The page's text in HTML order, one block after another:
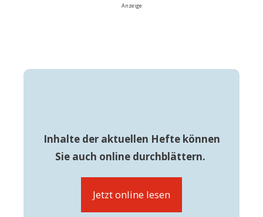
Anzeige
Inhalte der aktuellen Hefte können
Sie auch online durchblättern.
Jetzt online lesen